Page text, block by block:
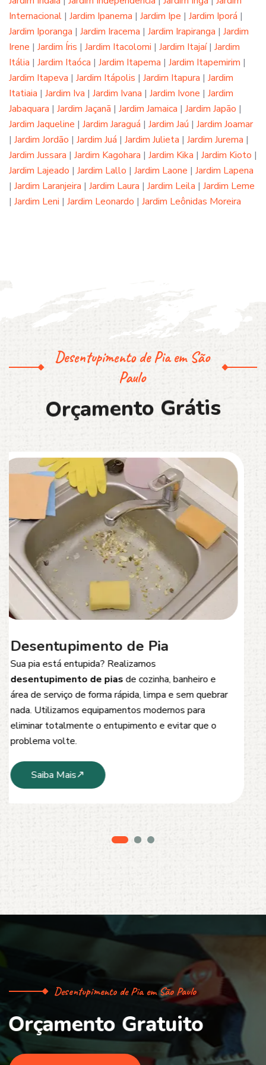
Internacional | Jardim Ipanema | Jardim Ipe | Jardim Iporá |
Jardim Iporanga | Jardim Iracema | Jardim Irapiranga | Jardim
Irene | Jardim Íris | Jardim Itacolomi | Jardim Itajaí| Jardim
Itália | Jardim Itaóca | Jardim Itapema | Jardim Itapemirim |
Jardim Itapeva | Jardim Itápolis | Jardim Itapura | Jardim
Itatiaia | Jardim Iva | Jardim Ivana | Jardim Ivone | Jardim
Jabaquara | Jardim Jaçanã | Jardim Jamaica | Jardim Japão |
Jardim Jaqueline | Jardim Jaraguá | Jardim Jaú | Jardim Joamar
| Jardim Jordão | Jardim Juá | Jardim Julieta | Jardim Jurema |
Jardim Jussara | Jardim Kagohara | Jardim Kika | Jardim Kioto |
Jardim Lajeado | Jardim Lallo | Jardim Laone | Jardim Lapena
| Jardim Laranjeira | Jardim Laura | Jardim Leila | Jardim Leme
| Jardim Leni | Jardim Leonardo | Jardim Leônidas Moreira
Desentupimento de Pia em São
Paulo
Orçamento Grátis
Desentupimento de Esgoto
Problemas comentupimento de esgoto
Oferecemos soluções rápidas e eficientes para
desobstrução de redes de esgoto, caixas de
inspeção e tubulações. Utilizamos equipamentos
modernos e técnicas seguras que garantem um
serviço limpo, ágil e sem danos à estrutura.
Saiba Mais
Desentupimento de Pia em São Paulo
Orçamento Gratuito